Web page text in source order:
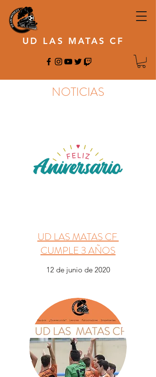
UD LAS MATAS CF
NOTICIAS
UD LAS MATAS CF
CUMPLE 3 AÑOS
12 de junio de 2020